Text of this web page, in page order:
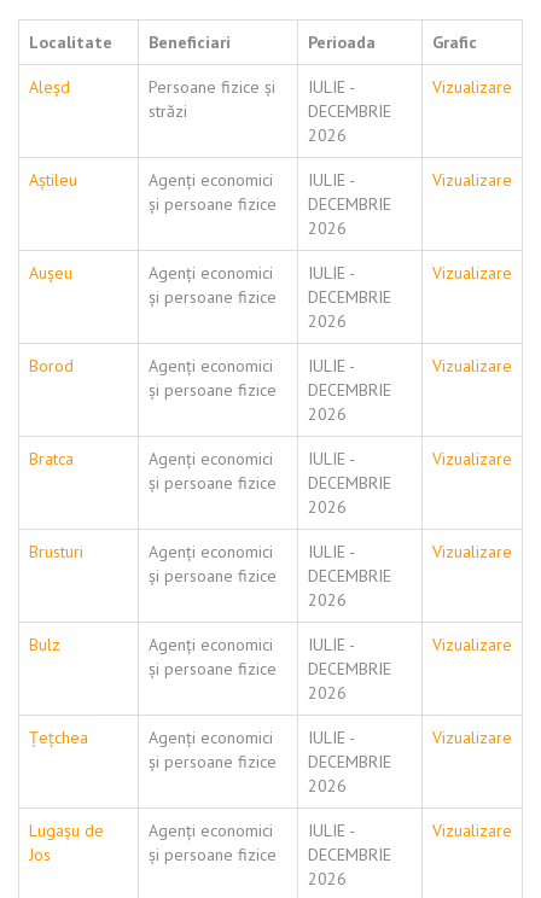
Localitate Beneficiari Perioada Grafic
Aleșd
Persoane fizice și
străzi
IULIE -
DECEMBRIE
2026
Vizualizare
Aștileu
Agenți economici
și persoane fizice
IULIE -
DECEMBRIE
2026
Vizualizare
Aușeu
Agenți economici
și persoane fizice
IULIE -
DECEMBRIE
2026
Vizualizare
Borod
Agenți economici
și persoane fizice
IULIE -
DECEMBRIE
2026
Vizualizare
Bratca
Agenți economici
și persoane fizice
IULIE -
DECEMBRIE
2026
Vizualizare
Brusturi
Agenți economici
și persoane fizice
IULIE -
DECEMBRIE
2026
Vizualizare
Bulz
Agenți economici
și persoane fizice
IULIE -
DECEMBRIE
2026
Vizualizare
Țețchea
Agenți economici
și persoane fizice
IULIE -
DECEMBRIE
2026
Vizualizare
Lugașu de
Jos
Agenți economici
și persoane fizice
IULIE -
DECEMBRIE
2026
Vizualizare